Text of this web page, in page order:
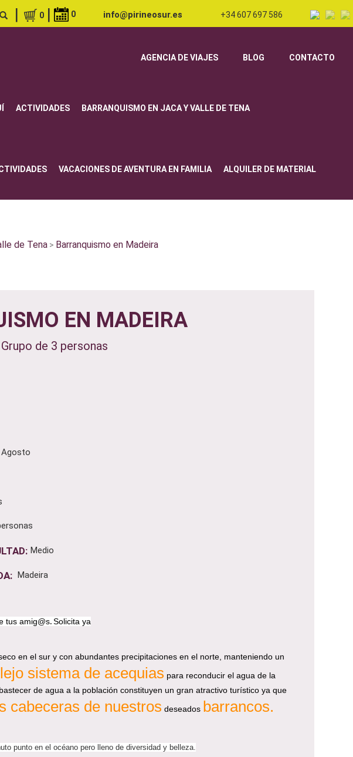
| 0 | 0 info@pirineosur.es +34 607 697 586
AGENCIA DE VIAJES BLOG CONTACTO
ACTIVIDADES BARRANQUISMO EN JACA Y VALLE DE TENA
VACACIONES DE AVENTURA EN FAMILIA ALQUILER DE MATERIAL
de Tena> Barranquismo en Madeira
EN MADEIRA
de 3 personas
Agosto
Medio
Madeira
tus amig@s.Solicita ya
en el sur y con abundantes precipitaciones en el norte, manteniendo un
sistema de acequias para reconducir el agua de la
de agua a la población constituyen un gran atractivo turístico ya que
cabeceras de nuestros deseados barrancos.
punto en el océano pero lleno de diversidad y belleza.